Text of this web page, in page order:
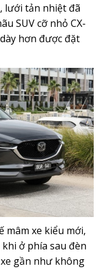
lưới tản nhiệt đã
SUV cỡ nhỏ CX-
hơn được đặt
mâm xe kiểu mới,
ở phía sau đèn
gần như không